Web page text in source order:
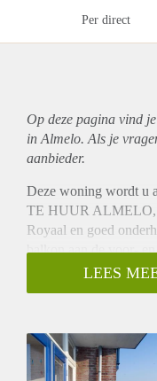
Per direct
Op deze pagina vind
in Almelo. Als je
aanbieder.
Deze woning wordt u
TE HUUR ALMELO,
Royaal en goed
balkon aan de voor-
souterrain, gelegen
appartement bevindt
Entree/ hal, meterkast,
waarvan 1 met
LEES